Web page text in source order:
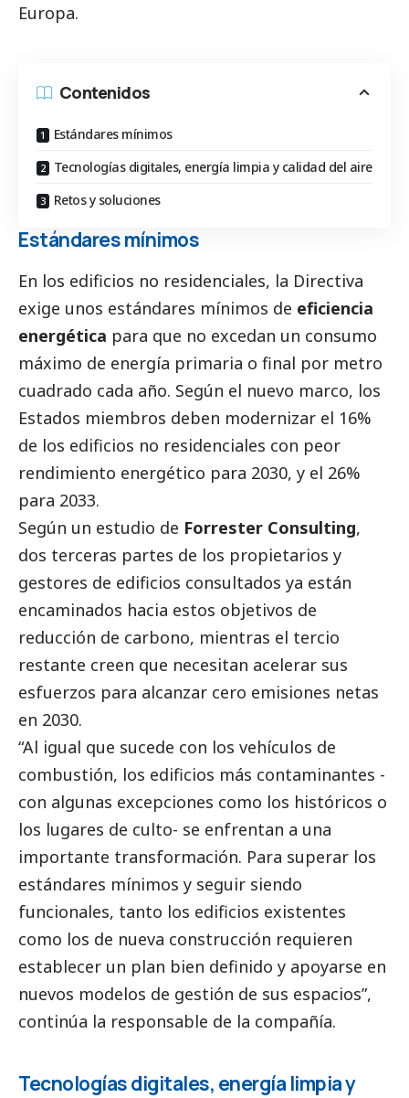
Europa.
Contenidos
Estándares mínimos
Tecnologías digitales, energía limpia y calidad del aire
Retos y soluciones
Estándares mínimos
En los edificios no residenciales, la Directiva
exige unos estándares mínimos de eficiencia
energética para que no excedan un consumo
máximo de energía primaria o final por metro
cuadrado cada año. Según el nuevo marco, los
Estados miembros deben modernizar el 16%
de los edificios no residenciales con peor
rendimiento energético para 2030, y el 26%
para 2033.
Según un estudio de Forrester Consulting,
dos terceras partes de los propietarios y
gestores de edificios consultados ya están
encaminados hacia estos objetivos de
reducción de carbono, mientras el tercio
restante creen que necesitan acelerar sus
esfuerzos para alcanzar cero emisiones netas
en 2030.
“Al igual que sucede con los vehículos de
combustión, los edificios más contaminantes -
con algunas excepciones como los históricos o
los lugares de culto- se enfrentan a una
importante transformación. Para superar los
estándares mínimos y seguir siendo
funcionales, tanto los edificios existentes
como los de nueva construcción requieren
establecer un plan bien definido y apoyarse en
nuevos modelos de gestión de sus espacios”,
continúa la responsable de la compañía.
Tecnologías digitales, energía limpia y